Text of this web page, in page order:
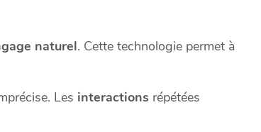
naturel. Cette technologie permet à
Les interactions répétées